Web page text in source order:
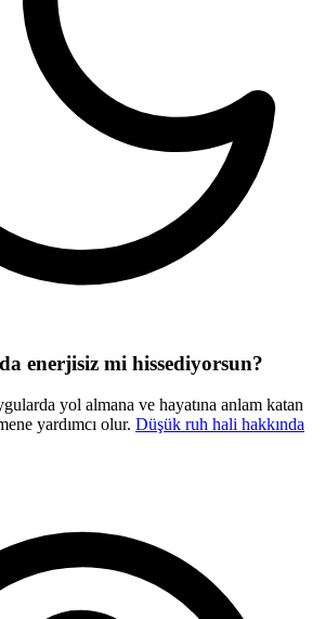
enerjisiz mi hissediyorsun?
yol almana ve hayatına anlam katan
yardımcı olur. Düşük ruh hali hakkında